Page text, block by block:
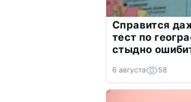
Справится
тест по
стыдно
6 августа 58